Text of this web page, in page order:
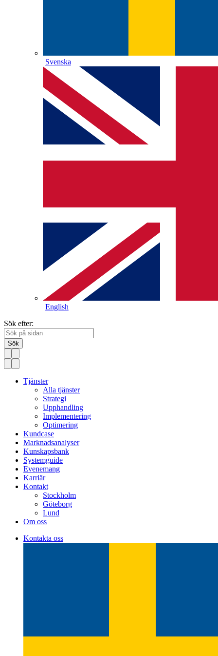
Svenska
English
Sök efter:
Sök
Tjänster
Alla tjänster
Strategi
Upphandling
Implementering
Optimering
Kundcase
Marknadsanalyser
Kunskapsbank
Systemguide
Evenemang
Karriär
Kontakt
Stockholm
Göteborg
Lund
Om oss
Kontakta oss